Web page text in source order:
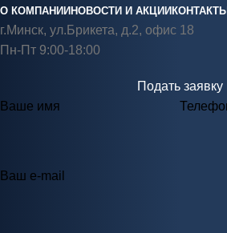
О КОМПАНИИ НОВОСТИ И АКЦИИ КОНТАКТЫ
г.Минск, ул.Брикета, д.2, офис 18
Пн-Пт 9:00-18:00
Подать заявку
Ваше имя
Ваш e-mail